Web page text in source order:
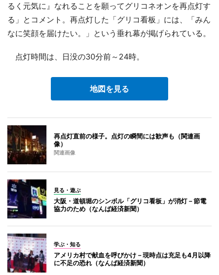
るく元気に』なれることを願ってグリコネオンを再点灯す
る」とコメント。再点灯した「グリコ看板」には、「みん
なに笑顔を届けたい。」という垂れ幕が掲げられている。
点灯時間は、日没の30分前～24時。
地図を見る
再点灯直前の様子。点灯の瞬間には歓声も（関連画
像）
関連画像
見る・遊ぶ
大阪・道頓堀のシンボル「グリコ看板」が消灯－節電
協力のため（なんば経済新聞）
学ぶ・知る
アメリカ村で献血を呼びかけ－現時点は充足も4月以降
に不足の恐れ（なんば経済新聞）